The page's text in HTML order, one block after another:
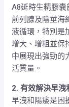
A8延時生精膠囊
前列腺及陰莖海
液循環，特別是
增大、增粗並保
中展現出強勁的
活質量。
2. 有效解決早洩
早洩和陽痿是困